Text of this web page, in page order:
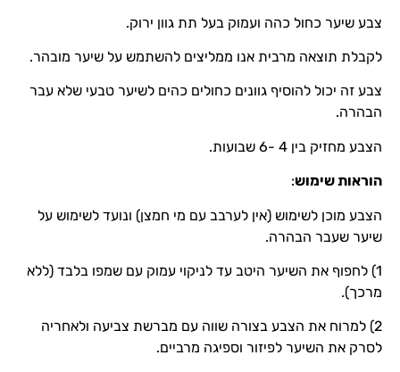
צבע שיער כחול כהה ועמוק בעל תת גוון ירוק.
לקבלת תוצאה מרבית אנו ממליצים להשתמש על שיער מובהר.
צבע זה יכול להוסיף גוונים כחולים כהים לשיער טבעי שלא עבר
הבהרה.
הצבע מחזיק בין 4 -6 שבועות.
הוראות שימוש:
הצבע מוכן לשימוש (אין לערבב עם מי חמצן) ונועד לשימוש על
שיער שעבר הבהרה.
1) לחפוף את השיער היטב עד לניקוי עמוק עם שמפו בלבד (ללא
מרכך).
2) למרוח את הצבע בצורה שווה עם מברשת צביעה ולאחריה
לסרק את השיער לפיזור וספיגה מרביים.